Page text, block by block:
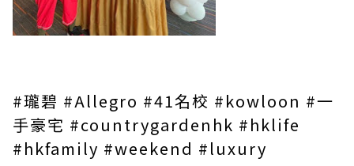
#瓏碧 #Allegro #41名校 #kowloon #一
手豪宅 #countrygardenhk #hklife
#hkfamily #weekend #luxury